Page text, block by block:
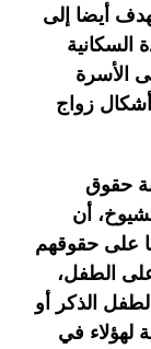
أيضا إلى
السكانية
الأسرة
زواج
حقوق
أن
على حقوقهم
الطفل،
الذكر أو
لهؤلاء في